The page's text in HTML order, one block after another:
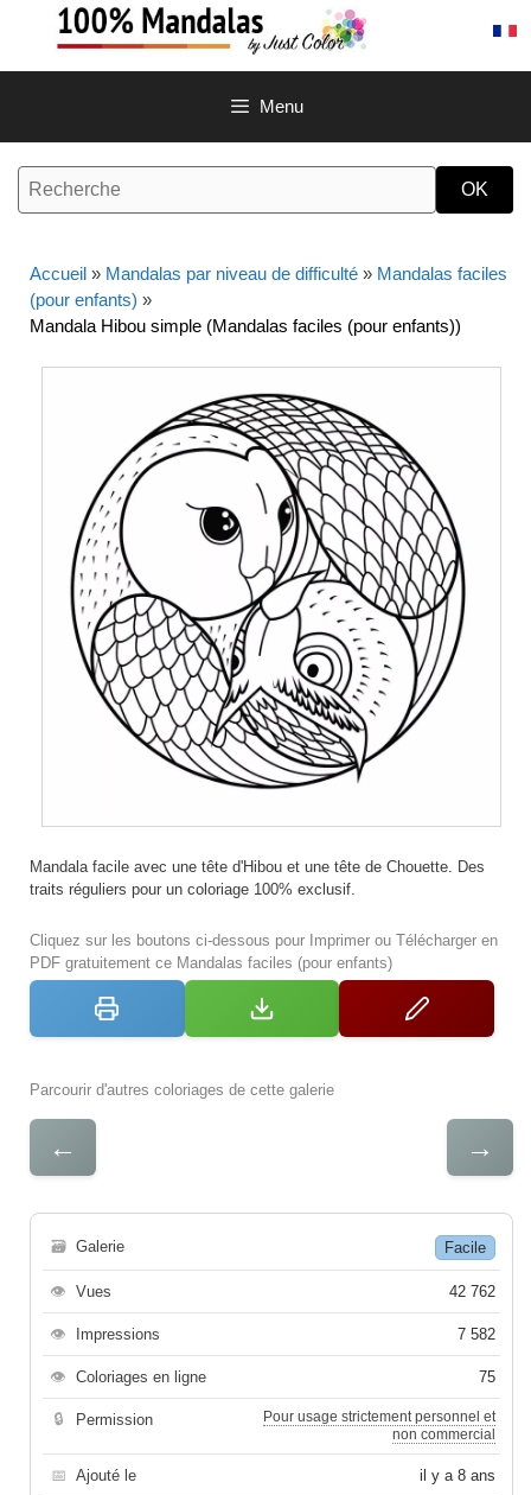
contenu
Menu
Accueil » Mandalas par niveau de difficulté » Mandalas faciles
(pour enfants) »
Mandala Hibou simple (Mandalas faciles (pour enfants))
Mandala facile avec une tête d'Hibou et une tête de Chouette. Des
traits réguliers pour un coloriage 100% exclusif.
Cliquez sur les boutons ci-dessous pour Imprimer ou Télécharger en
PDF gratuitement ce Mandalas faciles (pour enfants)
Parcourir d'autres coloriages de cette galerie
← →
🗃 Galerie Facile
👁 Vues 42 762
👁 Impressions 7 582
👁 Coloriages en ligne 75
🔒 Permission
Pour usage strictement personnel et
non commercial
📅 Ajouté le il y a 8 ans